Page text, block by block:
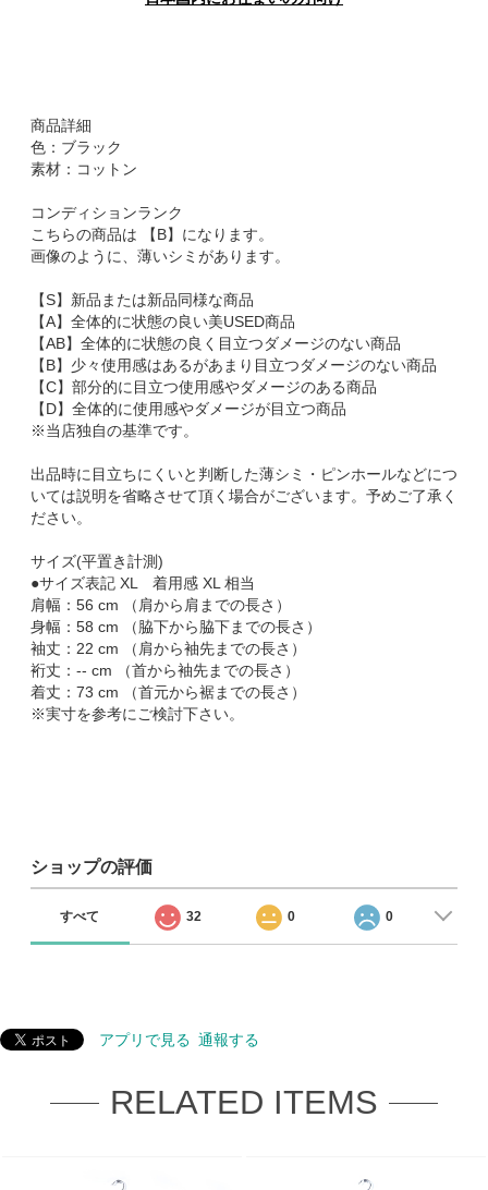
商品詳細
色：ブラック
素材：コットン
コンディションランク
こちらの商品は 【B】になります。
画像のように、薄いシミがあります。
【S】新品または新品同様な商品
【A】全体的に状態の良い美USED商品
【AB】全体的に状態の良く目立つダメージのない商品
【B】少々使用感はあるがあまり目立つダメージのない商品
【C】部分的に目立つ使用感やダメージのある商品
【D】全体的に使用感やダメージが目立つ商品
※当店独自の基準です。
出品時に目立ちにくいと判断した薄シミ・ピンホールなどにつ
いては説明を省略させて頂く場合がございます。予めご了承く
ださい。
サイズ(平置き計測)
●サイズ表記 XL 着用感 XL 相当
肩幅：56 cm （肩から肩までの長さ）
身幅：58 cm （脇下から脇下までの長さ）
袖丈：22 cm （肩から袖先までの長さ）
裄丈：-- cm （首から袖先までの長さ）
着丈：73 cm （首元から裾までの長さ）
※実寸を参考にご検討下さい。
ショップの評価
すべて 32 0 0
アプリで見る 通報する
RELATED ITEMS